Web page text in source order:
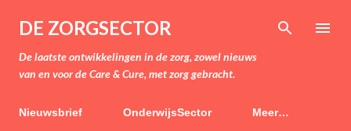
Doorgaan naar hoofdcontent
DE ZORGSECTOR
De laatste ontwikkelingen in de zorg, zowel nieuws
van en voor de Care & Cure, met zorg gebracht.
Nieuwsbrief OnderwijsSector Meer…